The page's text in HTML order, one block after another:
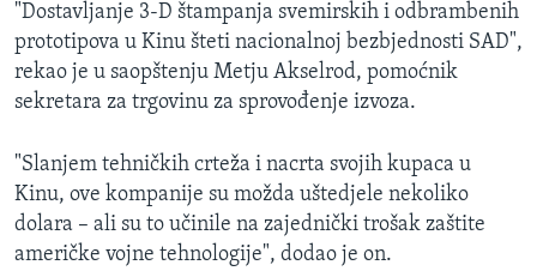
"Dostavljanje 3-D štampanja svemirskih i odbrambenih
prototipova u Kinu šteti nacionalnoj bezbjednosti SAD",
rekao je u saopštenju Metju Akselrod, pomoćnik
sekretara za trgovinu za sprovođenje izvoza.
"Slanjem tehničkih crteža i nacrta svojih kupaca u
Kinu, ove kompanije su možda uštedjele nekoliko
dolara – ali su to učinile na zajednički trošak zaštite
američke vojne tehnologije", dodao je on.